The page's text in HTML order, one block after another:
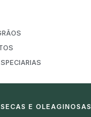
E OLEAGINOSAS